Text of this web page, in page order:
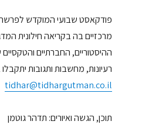
פודקאסט שבועי המוקדש לפרשה
מרכזיים בה בקריאה חילונית
ההיסטוריים, החברתיים
רעיונות, מחשבות ותגובות
tidhar@tidhargutman.co.il
תוכן, הגשה ואיורים: תדהר גוטמן